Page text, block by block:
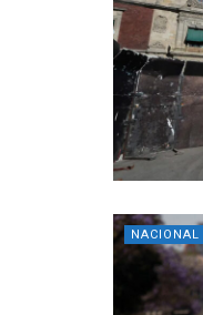
NACIONAL